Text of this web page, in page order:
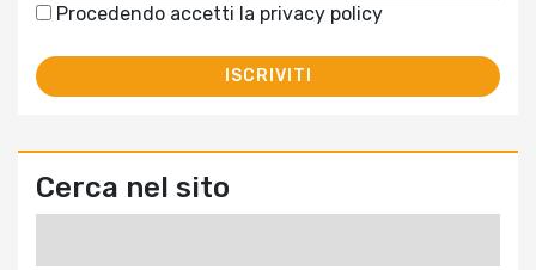
Procedendo accetti la privacy policy
Cerca nel sito